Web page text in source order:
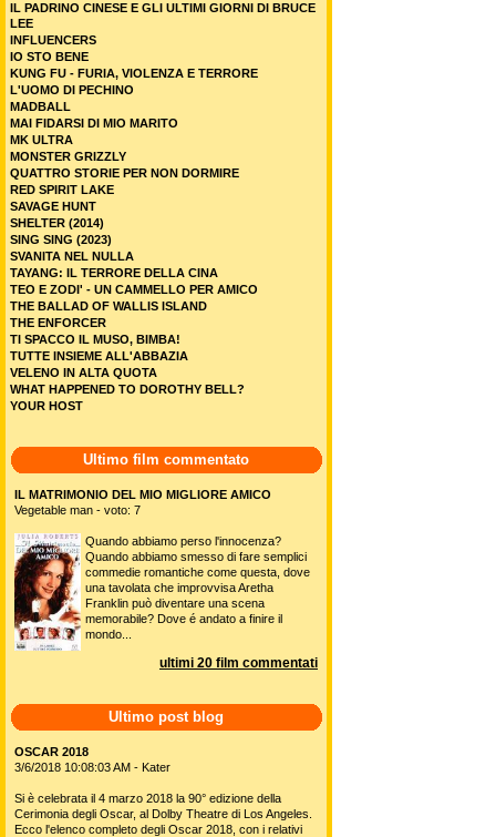
IL PADRINO CINESE E GLI ULTIMI GIORNI DI BRUCE
LEE
INFLUENCERS
IO STO BENE
KUNG FU - FURIA, VIOLENZA E TERRORE
L'UOMO DI PECHINO
MADBALL
MAI FIDARSI DI MIO MARITO
MK ULTRA
MONSTER GRIZZLY
QUATTRO STORIE PER NON DORMIRE
RED SPIRIT LAKE
SAVAGE HUNT
SHELTER (2014)
SING SING (2023)
SVANITA NEL NULLA
TAYANG: IL TERRORE DELLA CINA
TEO E ZODI' - UN CAMMELLO PER AMICO
THE BALLAD OF WALLIS ISLAND
THE ENFORCER
TI SPACCO IL MUSO, BIMBA!
TUTTE INSIEME ALL'ABBAZIA
VELENO IN ALTA QUOTA
WHAT HAPPENED TO DOROTHY BELL?
YOUR HOST
Ultimo film commentato
IL MATRIMONIO DEL MIO MIGLIORE AMICO
Vegetable man - voto: 7
Quando abbiamo perso l'innocenza?
Quando abbiamo smesso di fare semplici
commedie romantiche come questa, dove
una tavolata che improvvisa Aretha
Franklin può diventare una scena
memorabile? Dove é andato a finire il
mondo...
ultimi 20 film commentati
Ultimo post blog
OSCAR 2018
3/6/2018 10:08:03 AM - Kater
Si è celebrata il 4 marzo 2018 la 90° edizione della
Cerimonia degli Oscar, al Dolby Theatre di Los Angeles.
Ecco l'elenco completo degli Oscar 2018, con i relativi